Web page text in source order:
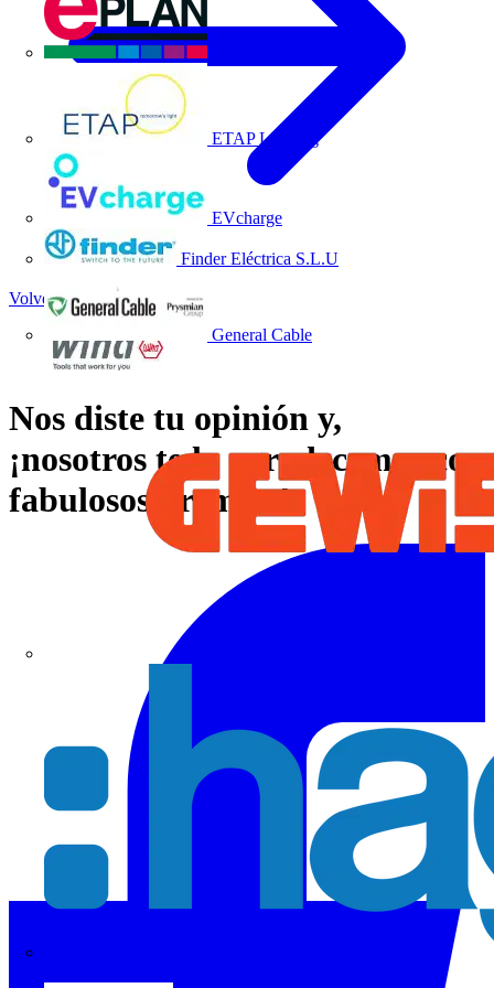
ETAP Lighting
EVcharge
Finder Eléctrica S.L.U
General Cable
Volver a Noticias
Nos diste tu opinión y,
¡nosotros te lo agradecemos con
fabulosos premios!